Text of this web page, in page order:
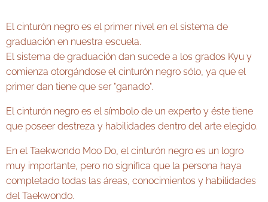
El cinturón negro es el primer nivel en el sistema de
graduación en nuestra escuela.
El sistema de graduación dan sucede a los grados Kyu y
comienza otorgándose el cinturón negro sólo, ya que el
primer dan tiene que ser "ganado".
El cinturón negro es el símbolo de un experto y éste tiene
que poseer destreza y habilidades dentro del arte elegido.
En el Taekwondo Moo Do, el cinturón negro es un logro
muy importante, pero no significa que la persona haya
completado todas las áreas, conocimientos y habilidades
del Taekwondo.